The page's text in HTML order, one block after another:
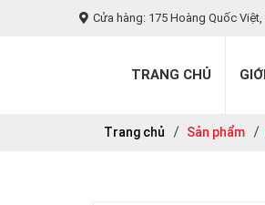
Cửa hàng: 175 Hoàng Quốc
TRANG CHỦ
Trang chủ Sản phẩm